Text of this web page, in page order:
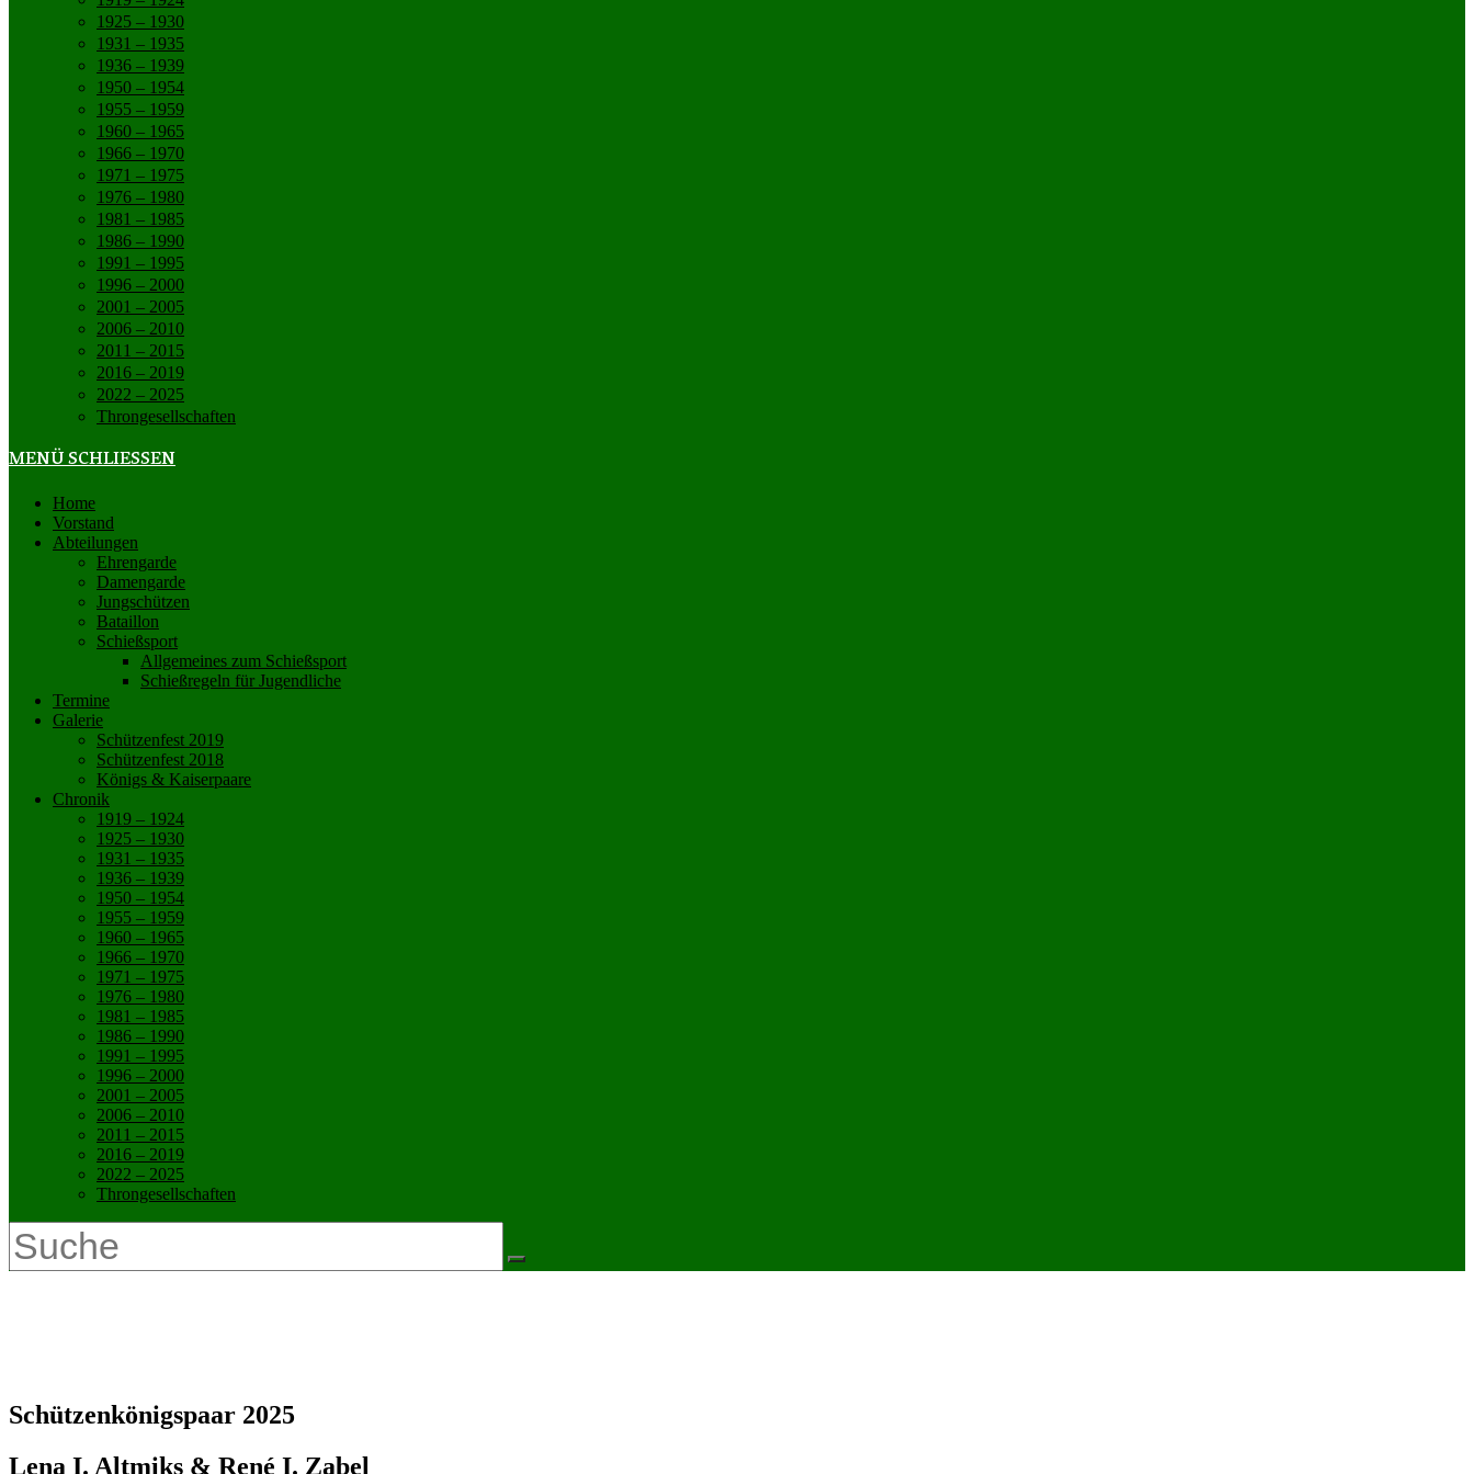
1925 – 1930
1931 – 1935
1936 – 1939
1950 – 1954
1955 – 1959
1960 – 1965
1966 – 1970
1971 – 1975
1976 – 1980
1981 – 1985
1986 – 1990
1991 – 1995
1996 – 2000
2001 – 2005
2006 – 2010
2011 – 2015
2016 – 2019
2022 – 2025
Throngesellschaften
MENÜSCHLIESSEN
Home
Vorstand
Abteilungen
Ehrengarde
Damengarde
Jungschützen
Bataillon
Schießsport
Allgemeines zum Schießsport
Schießregeln für Jugendliche
Termine
Galerie
Schützenfest 2019
Schützenfest 2018
Königs & Kaiserpaare
Chronik
1919 – 1924
1925 – 1930
1931 – 1935
1936 – 1939
1950 – 1954
1955 – 1959
1960 – 1965
1966 – 1970
1971 – 1975
1976 – 1980
1981 – 1985
1986 – 1990
1991 – 1995
1996 – 2000
2001 – 2005
2006 – 2010
2011 – 2015
2016 – 2019
2022 – 2025
Throngesellschaften
Schützenkönigspaar 2025
Lena I. Altmiks & René I. Zabel